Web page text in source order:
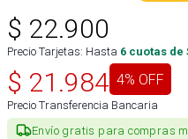
$ 22.900
Precio Tarjetas: Hasta 6 cuotas de
$ 21.984 4% OFF
Precio Transferencia Bancaria
Envío gratis para compras